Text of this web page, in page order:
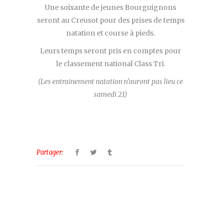
Une soixante de jeunes Bourguignons
seront au Creusot pour des prises de temps
natation et course à pieds.
Leurs temps seront pris en comptes pour
le classement national Class Tri.
(Les entrainement natation n’auront pas lieu ce
samedi 21)
Partager: